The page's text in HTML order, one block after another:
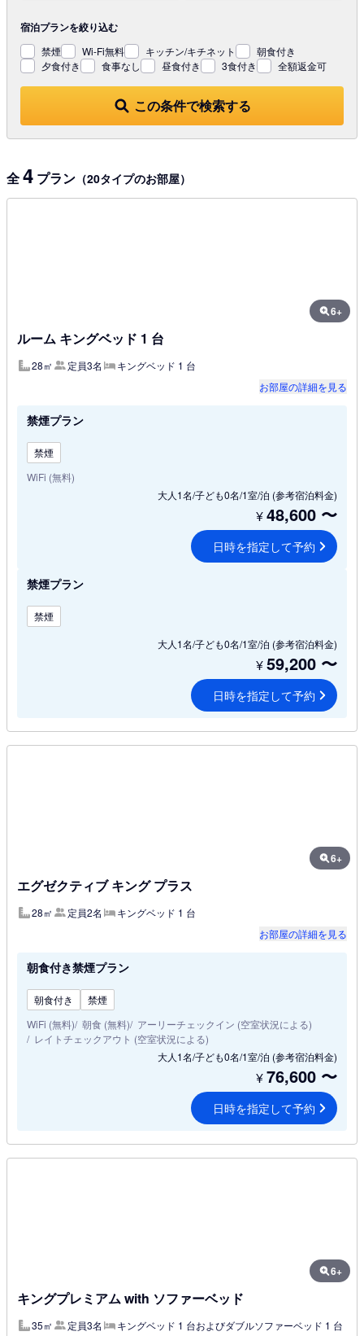
この条件で検索する
宿泊プランを絞り込む
禁煙 Wi-Fi無料 キッチン/キチネット
朝食付き
夕食付き
食事なし 昼食付き 3食付き 全額返金可
全4 プラン （20タイプのお部屋）
6+
ルーム キングベッド 1 台
28㎡ 定員3名
キングベッド 1 台
お部屋の詳細を見る
禁煙プラン
禁煙
WiFi (無料)
大人1名/子ども0名/1室/泊 (参考宿泊料金)
¥48,600 〜
日時を指定して予約
禁煙プラン
禁煙
大人1名/子ども0名/1室/泊 (参考宿泊料金)
¥59,200 〜
日時を指定して予約
6+
エグゼクティブ キング プラス
28㎡ 定員2名
キングベッド 1 台
お部屋の詳細を見る
朝食付き禁煙プラン
朝食付き
禁煙
WiFi (無料) 朝食 (無料)
アーリーチェックイン (空室状況による)
レイトチェックアウト (空室状況による)
大人1名/子ども0名/1室/泊 (参考宿泊料金)
¥76,600 〜
日時を指定して予約
6+
キングプレミアム with ソファーベッド
35㎡ 定員3名 キングベッド 1 台およびダブルソファーベッド 1 台